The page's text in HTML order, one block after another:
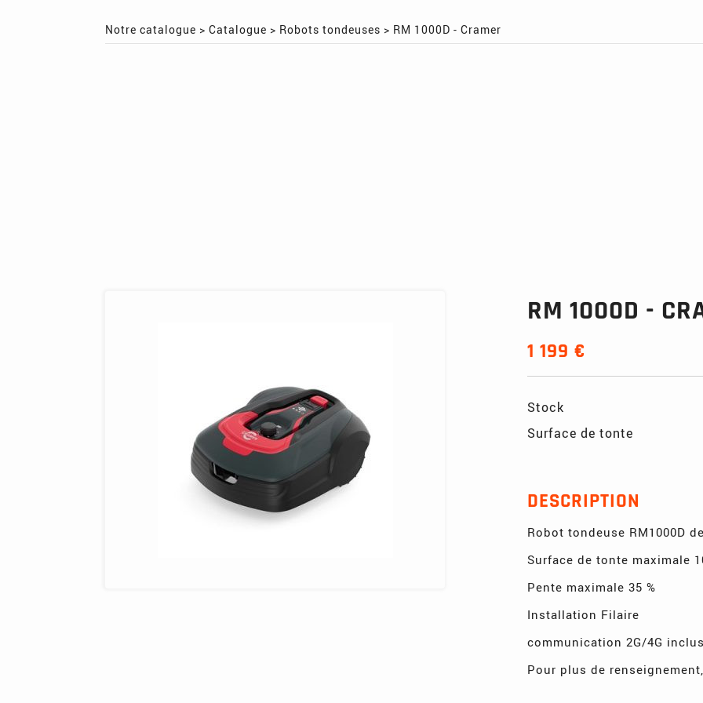
Notre catalogue >Catalogue > Robots tondeuses > RM 1000D - Cramer
RM 1000D -
1 199 €
Stock
Surface de tonte
DESCRIPTION
Robot tondeuse RM1000D
Surface de tonte maximale
Pente maximale 35 %
Installation Filaire
communication 2G/4G inclus
Pour plus de